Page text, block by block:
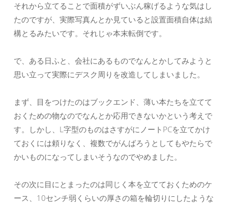
それから立てることで面積がずいぶん稼げるような気はし
たのですが、実際写真んとか見ていると設置面積自体は結
構とるみたいです。それじゃ本末転倒です。
で、ある日ふと、会社にあるものでなんとかしてみようと
思い立って実際にデスク周りを改造してしまいました。
まず、目をつけたのはブックエンド、薄い本たちを立てて
おくための物なのでなんとか応用できないかという考えで
す。しかし、L字型のものはさすがにノートPCを立てかけ
ておくには頼りなく、複数でがんばろうとしてもやたらで
かいものになってしまいそうなのでやめました。
その次に目にとまったのは同じく本を立てておくためのケ
ース、10センチ弱くらいの厚さの箱を輪切りにしたような